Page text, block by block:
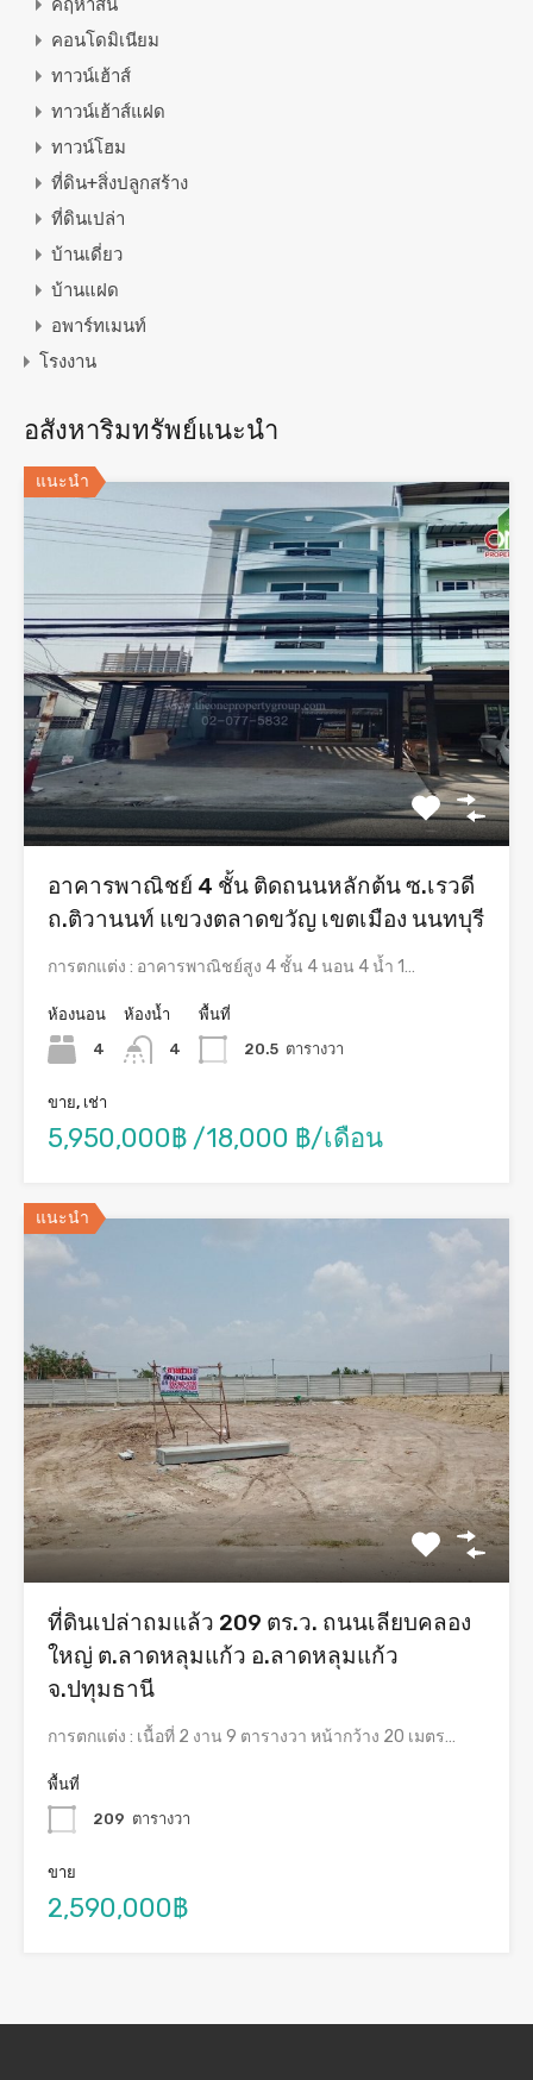
คฤหาสน์
คอนโดมิเนียม
ทาวน์เฮ้าส์
ทาวน์เฮ้าส์แฝด
ทาวน์โฮม
ที่ดิน+สิ่งปลูกสร้าง
ที่ดินเปล่า
บ้านเดี่ยว
บ้านแฝด
อพาร์ทเมนท์
โรงงาน
อสังหาริมทรัพย์แนะนำ
แนะนำ
อาคารพาณิชย์ 4 ชั้น ติดถนนหลักต้น ซ.เรวดี
ถ.ติวานนท์ แขวงตลาดขวัญ เขตเมือง นนทบุรี
การตกแต่ง : อาคารพาณิชย์สูง 4 ชั้น 4 นอน 4 น้ำ 1…
ห้องนอน
4
ห้องน้ำ
4
พื้นที่
20.5 ตารางวา
ขาย, เช่า
5,950,000฿ /18,000 ฿/เดือน
แนะนำ
ที่ดินเปล่าถมแล้ว 209 ตร.ว. ถนนเลียบคลอง
ใหญ่ ต.ลาดหลุมแก้ว อ.ลาดหลุมแก้ว
จ.ปทุมธานี
การตกแต่ง : เนื้อที่ 2 งาน 9 ตารางวา หน้ากว้าง 20 เมตร…
พื้นที่
209 ตารางวา
ขาย
2,590,000฿